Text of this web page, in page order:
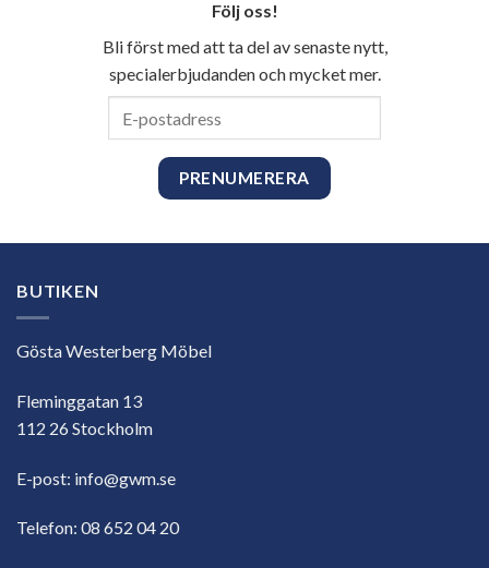
Följ oss!
Bli först med att ta del av senaste nytt,
specialerbjudanden och mycket mer.
BUTIKEN
Gösta Westerberg Möbel
Fleminggatan 13
112 26 Stockholm
E-post: info@gwm.se
Telefon: 08 652 04 20